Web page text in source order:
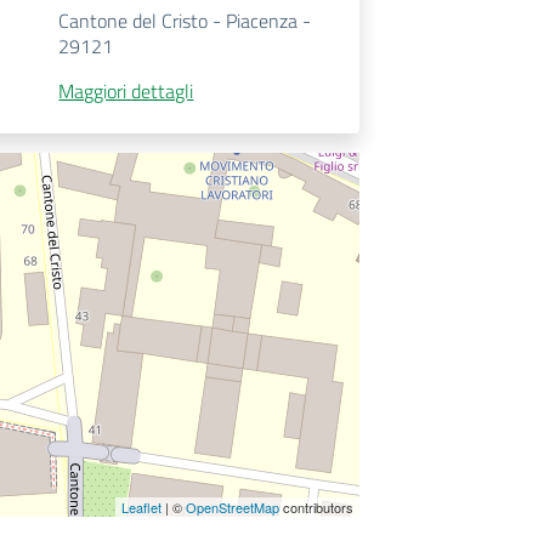
Cantone del Cristo - Piacenza -
29121
Maggiori dettagli
Leaflet| ©OpenStreetMapcontributors